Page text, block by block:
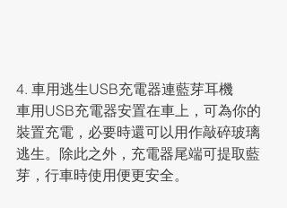
4. 車用逃生USB充電器連藍芽耳機
車用USB充電器安置在車上，可為你的
裝置充電，必要時還可以用作敲碎玻璃
逃生。除此之外，充電器尾端可提取藍
芽，行車時使用便更安全。